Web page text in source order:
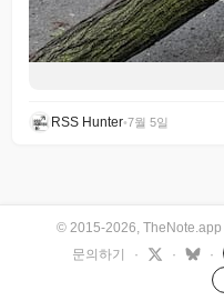
RSS Hunter•7월 5일
© 2015-2026, TheNote.app
문의하기
· · ·